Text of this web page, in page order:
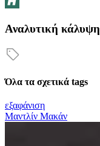
Αναλυτική κάλυψη
Όλα τα σχετικά tags
εξαφάνιση
Μαντλίν Μακάν